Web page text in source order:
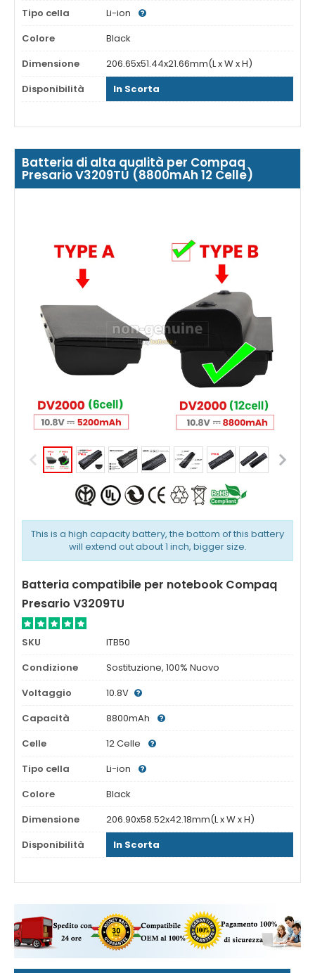
Tipo cella
Li-ion
Colore
Black
Dimensione
206.65x51.44x21.66mm(L x W x H)
Disponibilità
In Scorta
Batteria di alta qualità per Compaq
Presario V3209TU (8800mAh 12 Celle)
This is a high capacity battery, the bottom of this battery
will extend out about 1 inch, bigger size.
Batteria compatibile per notebook Compaq
Presario V3209TU
SKU
ITB50
Condizione
Sostituzione, 100% Nuovo
Voltaggio
10.8V
Capacità
8800mAh
Celle
12 Celle
Tipo cella
Li-ion
Colore
Black
Dimensione
206.90x58.52x42.18mm(L x W x H)
Disponibilità
In Scorta